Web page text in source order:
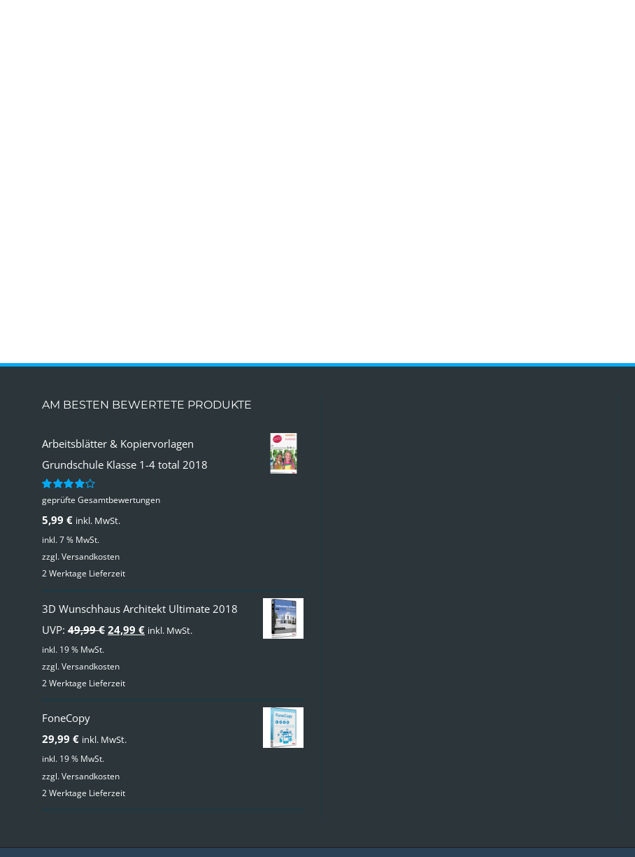
AM BESTEN BEWERTETE PRODUKTE
Arbeitsblätter & Kopiervorlagen
Grundschule Klasse 1-4 total 2018
Bewertet
von 5
geprüfte Gesamtbewertungen
5,99 € inkl. MwSt.
inkl. 7 % MwSt.
zzgl.Versandkosten
2 Werktage Lieferzeit
3D Wunschhaus Architekt Ultimate 2018
UVP: 49,99€ Ursprünglicher
war:
24,99 €Aktueller
inkl. MwSt.
inkl. 19 % MwSt.
zzgl.Versandkosten
2 Werktage Lieferzeit
FoneCopy
29,99 € inkl. MwSt.
inkl. 19 % MwSt.
zzgl.Versandkosten
2 Werktage Lieferzeit